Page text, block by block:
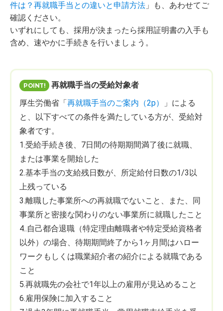
件は？再就職手当との違いと申請方法 」も、あわせてご
確認ください。
いずれにしても、採用が決まったら採用証明書の入手も
含め、速やかに手続きを行いましょう。
再就職手当の受給対象者
厚生労働省「再就職手当のご案内（2p）
」による
と、以下すべての条件を満たしている方が、受給対
象者です。
1.受給手続き後、7日間の待期期間満了後に就職、
または事業を開始した
2.基本手当の支給残日数が、所定給付日数の1/3以
上残っている
3.離職した事業所への再就職でないこと、また、同
事業所と密接な関わりのない事業所に就職したこと
4..自己都合退職（特定理由離職者や特定受給資格者
以外）の場合、待期期間終了から1ヶ月間はハロー
ワークもしくは職業紹介者の紹介による就職である
こと
5.再就職先の会社で1年以上の雇用が見込めること
6.雇用保険に加入すること